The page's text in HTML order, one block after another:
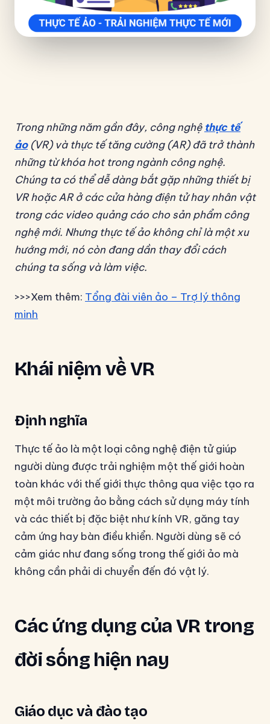
Trong những năm gần đây, công nghệ thực tế
ảo(VR) và thực tế tăng cường (AR) đã trở thành
những từ khóa hot trong ngành công nghệ.
Chúng ta có thể dễ dàng bắt gặp những thiết bị
VR hoặc AR ở các cửa hàng điện tử hay nhân vật
trong các video quảng cáo cho sản phẩm công
nghệ mới. Nhưng thực tế ảo không chỉ là một xu
hướng mới, nó còn đang dần thay đổi cách
chúng ta sống và làm việc.
>>>Xem thêm: Tổng đài viên ảo – Trợ lý thông
minh
Khái niệm về VR
Định nghĩa
Thực tế ảo là một loại công nghệ điện tử giúp
người dùng được trải nghiệm một thế giới hoàn
toàn khác với thế giới thực thông qua việc tạo ra
một môi trường ảo bằng cách sử dụng máy tính
và các thiết bị đặc biệt như kính VR, găng tay
cảm ứng hay bàn điều khiển. Người dùng sẽ có
cảm giác như đang sống trong thế giới ảo mà
không cần phải di chuyển đến đó vật lý.
Các ứng dụng của VR trong
đời sống hiện nay
Giáo dục và đào tạo